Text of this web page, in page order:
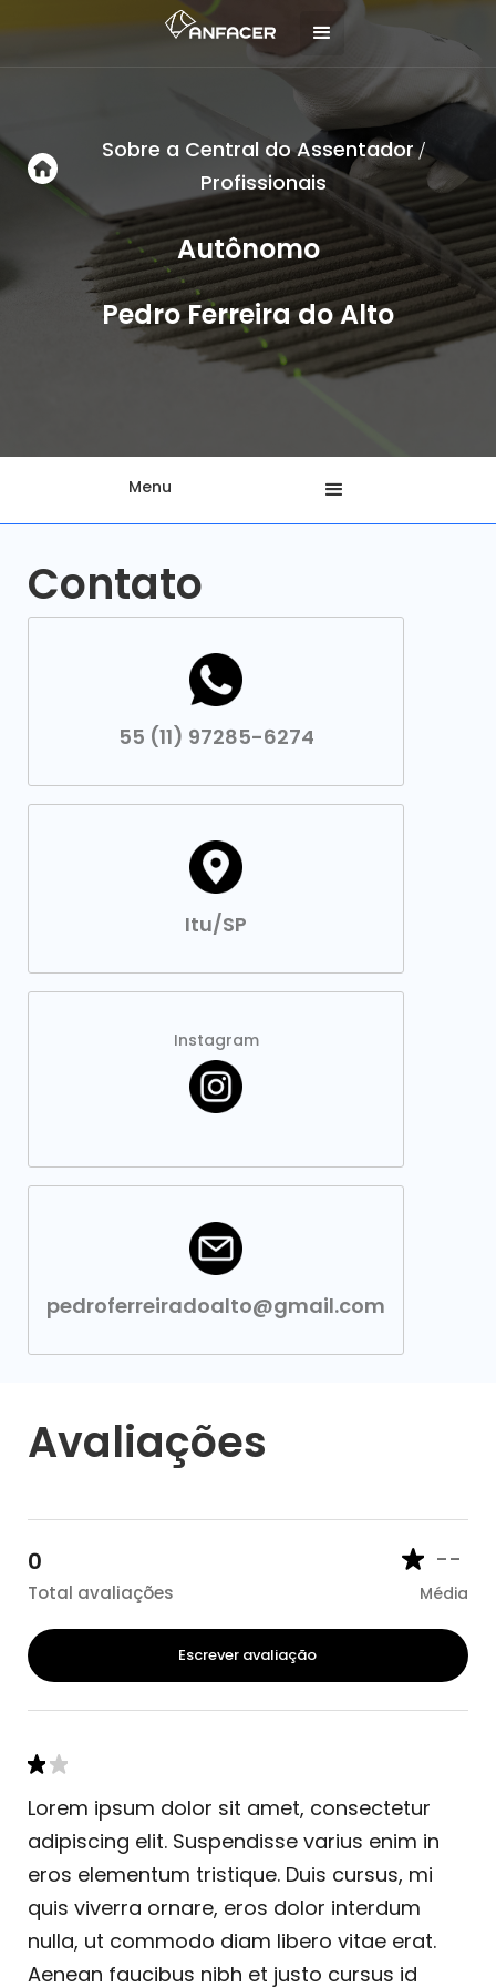
Sobre a Central do Assentador/
Profissionais
Autônomo
Pedro Ferreira do Alto
Menu
Contato
55 (11) 97285-6274
Itu/SP
Instagram
pedroferreiradoalto@gmail.com
Avaliações
0
Total avaliações
--
Média
Escrever avaliação
Lorem ipsum dolor sit amet, consectetur
adipiscing elit. Suspendisse varius enim in
eros elementum tristique. Duis cursus, mi
quis viverra ornare, eros dolor interdum
nulla, ut commodo diam libero vitae erat.
Aenean faucibus nibh et justo cursus id